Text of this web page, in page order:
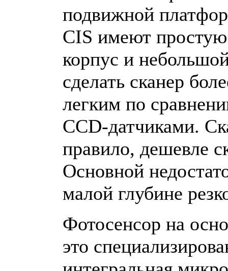
подвижной
CIS имеют
корпус и
сделать сканер
легким по
CCD-датчиками.
правило, дешевле
Основной
малой глубине
Фотосенсор на
это